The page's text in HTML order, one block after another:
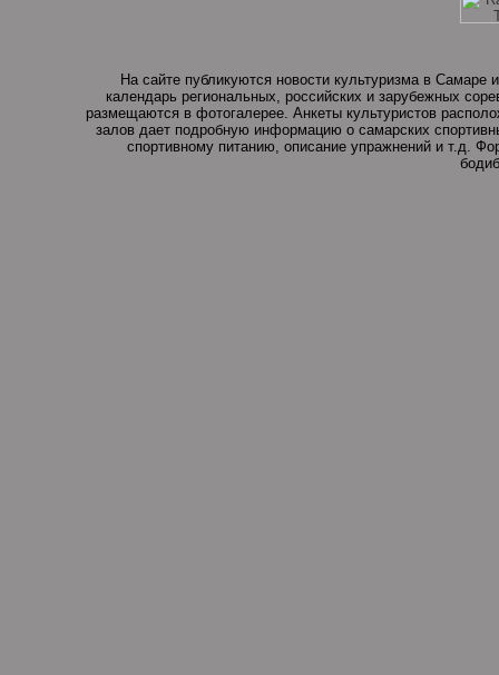
календарь региональных, российских и зарубежных
размещаются в фотогалерее. Анкеты культуристов
залов дает подробную информацию о самарских
спортивному питанию, описание упражнений и т.д.